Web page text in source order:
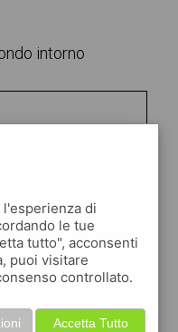
intorno
di
le tue
tutto", acconsenti
puoi visitare
controllato.
Accetta Tutto